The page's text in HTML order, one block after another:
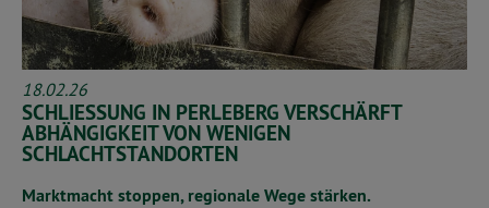
18.02.26
SCHLIESSUNG IN PERLEBERG VERSCHÄRFT A
BHÄNGIGKEIT VON WENIGEN S
CHLACHTSTANDORTEN
Marktmacht stoppen, regionale Wege stärken.